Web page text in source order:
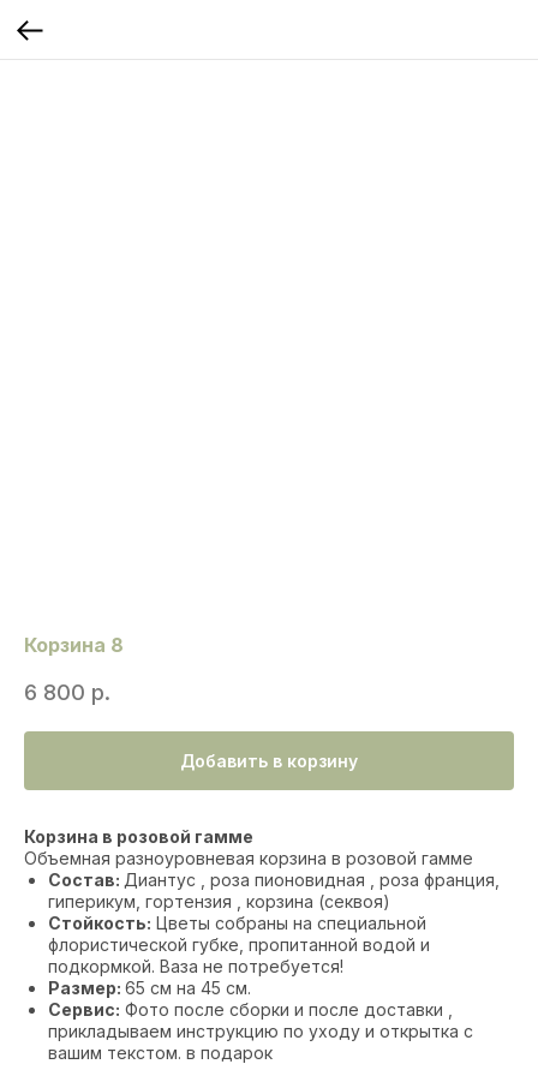
Корзина 8
6 800 р.
Добавить в корзину
Корзина в розовой гамме
Объемная разноуровневая корзина в розовой гамме
Состав: Диантус , роза пионовидная , роза франция,
гиперикум, гортензия , корзина (секвоя)
Стойкость: Цветы собраны на специальной
флористической губке, пропитанной водой и
подкормкой. Ваза не потребуется!
Размер: 65 см на 45 см.
Сервис: Фото после сборки и после доставки ,
прикладываем инструкцию по уходу и открытка с
вашим текстом. в подарок